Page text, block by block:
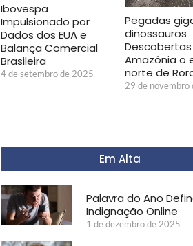
Ibovespa
Impulsionado por
Dados dos EUA e
Balança Comercial
Brasileira
4 de setembro de 2025
Pegadas
dinossauros
Amazônia o
norte de
29 de novembro
Em Alta
Palavra do Ano
Indignação Online
1 de dezembro de 2025